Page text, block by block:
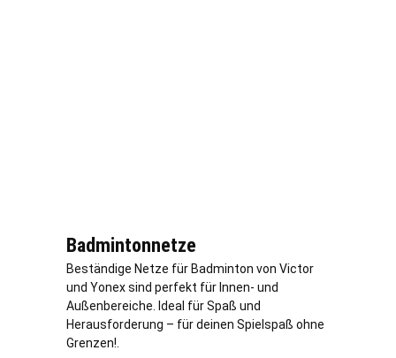
Badmintonnetze
Beständige Netze für Badminton von Victor
und Yonex sind perfekt für Innen- und
Außenbereiche. Ideal für Spaß und
Herausforderung – für deinen Spielspaß ohne
Grenzen!.